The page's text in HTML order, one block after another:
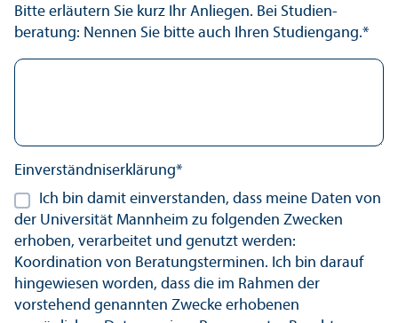
Bitte erläutern Sie kurz Ihr Anliegen. Bei Studien­
beratung: Nennen Sie bitte auch Ihren Studien­gang.*
Einverständnis­erklärung*
Ich bin damit einverstanden, dass meine Daten von
der Universität Mannheim zu folgenden Zwecken
erhoben, verarbeitet und genutzt werden:
Koordination von Beratungs­terminen. Ich bin darauf
hingewiesen worden, dass die im Rahmen der
vorstehend genannten Zwecke erhobenen